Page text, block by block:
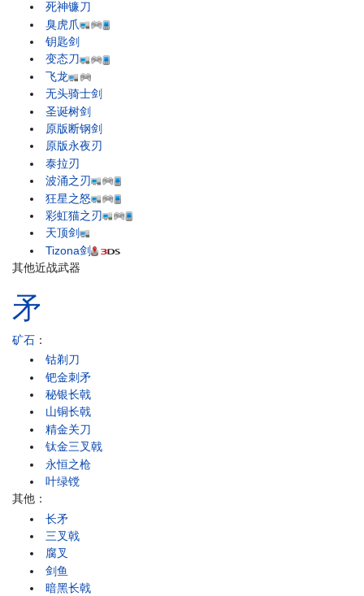
死神镰刀
臭虎爪
钥匙剑
变态刀
飞龙
无头骑士剑
圣诞树剑
原版断钢剑
原版永夜刃
泰拉刃
波涌之刃
狂星之怒
彩虹猫之刃
天顶剑
Tizona剑
其他近战武器
矛
矿石 ：
钴剃刀
钯金刺矛
秘银长戟
山铜长戟
精金关刀
钛金三叉戟
永恒之枪
叶绿镋
其他：
长矛
三叉戟
腐叉
剑鱼
暗黑长戟